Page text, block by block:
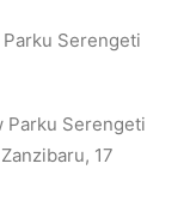
Serengeti
Parku Serengeti
17